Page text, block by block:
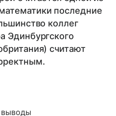
последние
коллег
Эдинбургского
считают